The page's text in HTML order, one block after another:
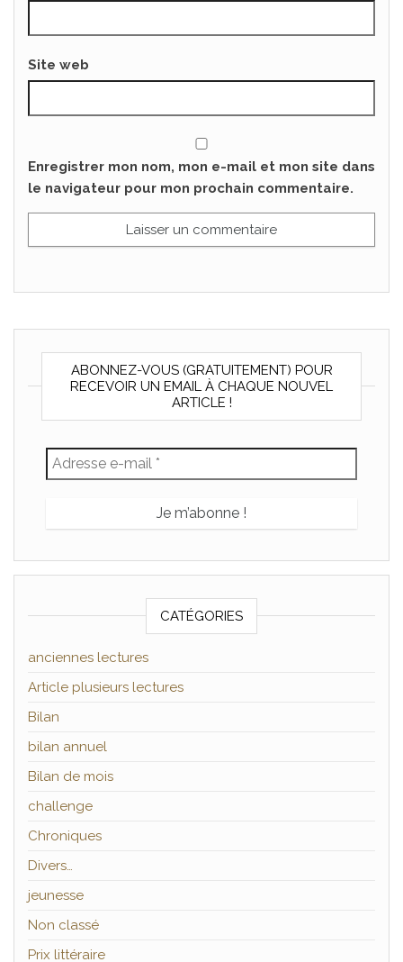
Site web
Enregistrer mon nom, mon e-mail et mon site dans
le navigateur pour mon prochain commentaire.
ABONNEZ-VOUS (GRATUITEMENT) POUR
RECEVOIR UN EMAIL À CHAQUE NOUVEL
ARTICLE !
CATÉGORIES
anciennes lectures
Article plusieurs lectures
Bilan
bilan annuel
Bilan de mois
challenge
Chroniques
Divers…
jeunesse
Non classé
Prix littéraire